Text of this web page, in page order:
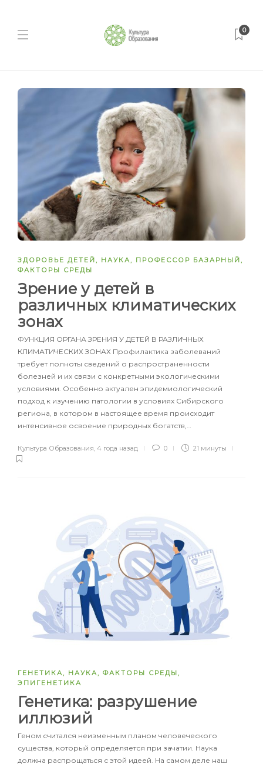
0
ЗДОРОВЬЕ ДЕТЕЙ , НАУКА , ПРОФЕССОР БАЗАРНЫЙ ,
ФАКТОРЫ СРЕДЫ
Зрение у детей в
различных климатических
зонах
ФУНКЦИЯ ОРГАНА ЗРЕНИЯ У ДЕТЕЙ В РАЗЛИЧНЫХ
КЛИМАТИЧЕСКИХ ЗОНАХ Профилактика заболеваний
требует полноты сведений о распространенности
болезней и их связи с конкретными экологическими
условиями. Особенно актуален эпидемиологический
подход к изучению патологии в условиях Сибирского
региона, в котором в настоящее время происходит
интенсивное освоение природных богатств,…
Культура Образования 4 года назад 0 21 минуты
ГЕНЕТИКА , НАУКА , ФАКТОРЫ СРЕДЫ ,
ЭПИГЕНЕТИКА
Генетика: разрушение
иллюзий
Геном считался неизменным планом человеческого
существа, который определяется при зачатии. Наука
должна распрощаться с этой идеей. На самом деле наш